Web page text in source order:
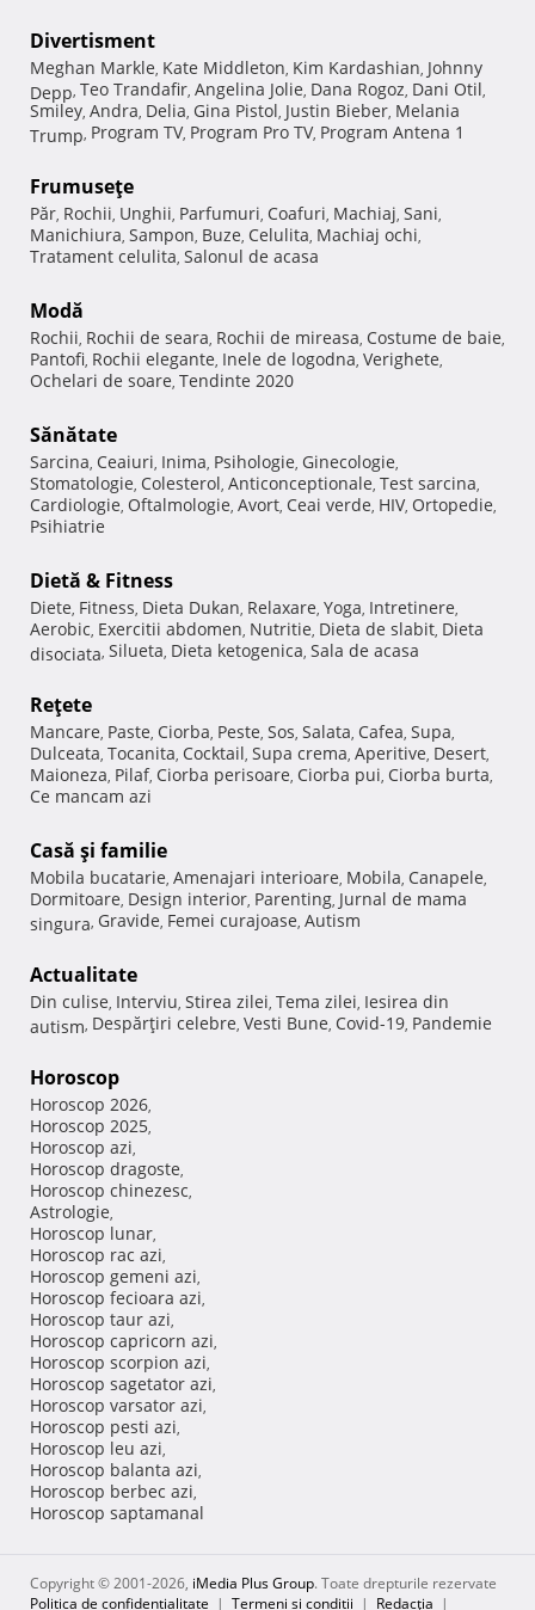
Divertisment
Meghan Markle, Kate Middleton, Kim Kardashian, Johnny
Depp, Teo Trandafir, Angelina Jolie, Dana Rogoz, Dani Otil,
Smiley, Andra, Delia, Gina Pistol, Justin Bieber, Melania
Trump, Program TV, Program Pro TV, Program Antena 1
Frumuseţe
Păr, Rochii, Unghii, Parfumuri, Coafuri, Machiaj, Sani,
Manichiura, Sampon, Buze, Celulita, Machiaj ochi,
Tratament celulita, Salonul de acasa
Modă
Rochii, Rochii de seara, Rochii de mireasa, Costume de baie,
Pantofi, Rochii elegante, Inele de logodna, Verighete,
Ochelari de soare, Tendinte 2020
Sănătate
Sarcina, Ceaiuri, Inima, Psihologie, Ginecologie,
Stomatologie, Colesterol, Anticonceptionale, Test sarcina,
Cardiologie, Oftalmologie, Avort, Ceai verde, HIV, Ortopedie,
Psihiatrie
Dietă & Fitness
Diete, Fitness, Dieta Dukan, Relaxare, Yoga, Intretinere,
Aerobic, Exercitii abdomen, Nutritie, Dieta de slabit, Dieta
disociata, Silueta, Dieta ketogenica, Sala de acasa
Reţete
Mancare, Paste, Ciorba, Peste, Sos, Salata, Cafea, Supa,
Dulceata, Tocanita, Cocktail, Supa crema, Aperitive, Desert,
Maioneza, Pilaf, Ciorba perisoare, Ciorba pui, Ciorba burta,
Ce mancam azi
Casă şi familie
Mobila bucatarie, Amenajari interioare, Mobila, Canapele,
Dormitoare, Design interior, Parenting, Jurnal de mama
singura, Gravide, Femei curajoase, Autism
Actualitate
Din culise, Interviu, Stirea zilei, Tema zilei, Iesirea din
autism, Despărţiri celebre, Vesti Bune, Covid-19, Pandemie
Horoscop
Horoscop 2026,
Horoscop 2025,
Horoscop azi,
Horoscop dragoste,
Horoscop chinezesc,
Astrologie,
Horoscop lunar,
Horoscop rac azi,
Horoscop gemeni azi,
Horoscop fecioara azi,
Horoscop taur azi,
Horoscop capricorn azi,
Horoscop scorpion azi,
Horoscop sagetator azi,
Horoscop varsator azi,
Horoscop pesti azi,
Horoscop leu azi,
Horoscop balanta azi,
Horoscop berbec azi,
Horoscop saptamanal
Copyright © 2001-2026, iMedia Plus Group. Toate drepturile rezervate
Politica de confidențialitate | Termeni si conditii | Redacţia |